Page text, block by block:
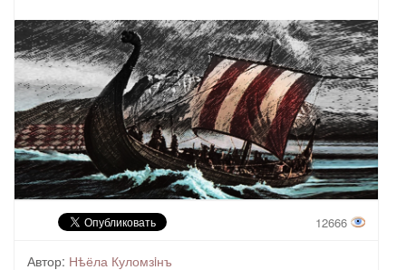
12666
Автор: Нѣёла Куломзiнъ